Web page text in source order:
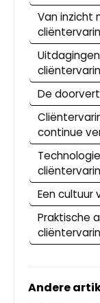
Van inzicht
De
continue
Een cultuur
Praktische
Andere